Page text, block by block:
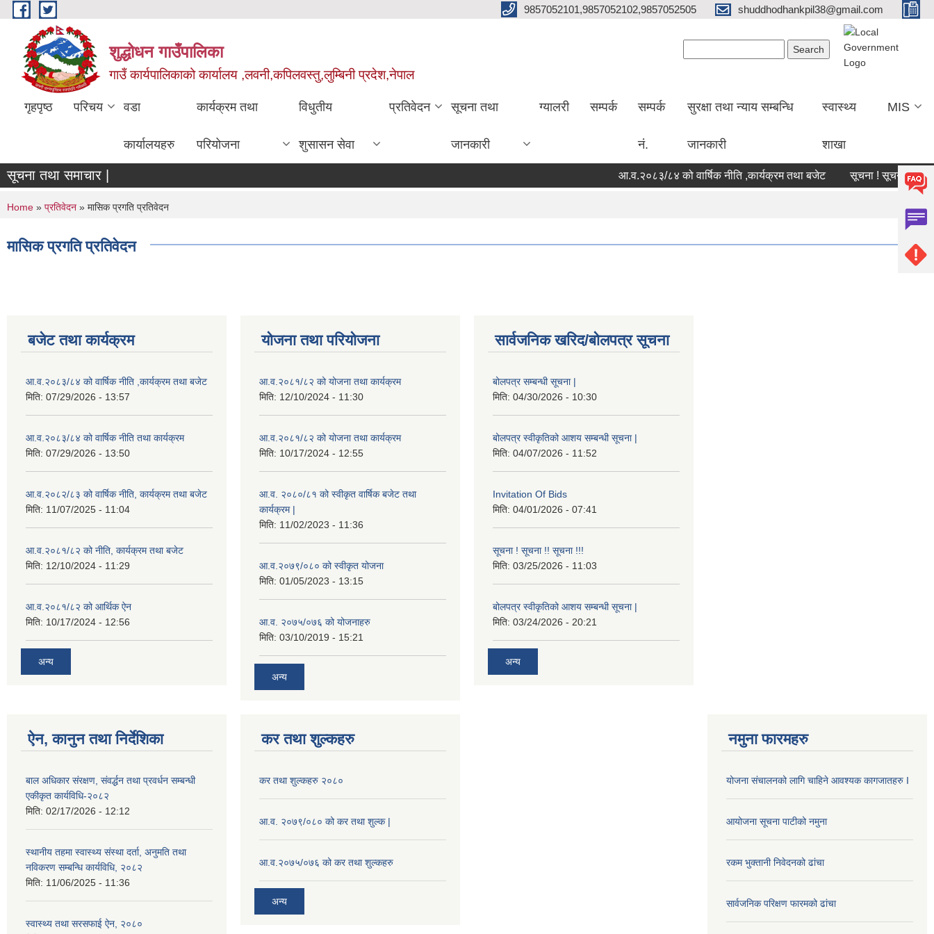
Skip to main content 9857052101,9857052102,9857052505 shuddhodhankpil38@gmail.com
शुद्धोधन गाउँपालिका
गाउँ कार्यपालिकाको कार्यालय ,लवनी,कपिलवस्तु,लुम्बिनी प्रदेश,नेपाल
गृहपृष्ठ परिचय वडा
कार्यालयहरु
कार्यक्रम तथा
परियोजना
विधुतीय
शुसासन सेवा
प्रतिवेदन सूचना तथा
जानकारी
ग्यालरी सम्पर्क सम्पर्क
नं.
सुरक्षा तथा न्याय सम्बन्धि
जानकारी
स्वास्थ्य
शाखा
MIS
सूचना तथा समाचार | आ.व.२०८३/८४ को वार्षिक नीति ,कार्यक्रम तथा बजेट सूचना ! सूचना !! सूचना
You are here
Home » प्रतिवेदन » मासिक प्रगति प्रतिवेदन
मासिक प्रगति प्रतिवेदन
बजेट तथा कार्यक्रम
आ.व.२०८३/८४ को वार्षिक नीति ,कार्यक्रम तथा बजेट
मिति: 07/29/2026 - 13:57
आ.व.२०८३/८४ को वार्षिक नीति तथा कार्यक्रम
मिति: 07/29/2026 - 13:50
आ.व.२०८२/८३ को वार्षिक नीति, कार्यक्रम तथा बजेट
मिति: 11/07/2025 - 11:04
आ.व.२०८१/८२ को नीति, कार्यक्रम तथा बजेट
मिति: 12/10/2024 - 11:29
आ.व.२०८१/८२ को आर्थिक ऐन
मिति: 10/17/2024 - 12:56
अन्य
योजना तथा परियोजना
आ.व.२०८१/८२ को योजना तथा कार्यक्रम
मिति: 12/10/2024 - 11:30
आ.व.२०८१/८२ को योजना तथा कार्यक्रम
मिति: 10/17/2024 - 12:55
आ.व. २०८०/८१ को स्वीकृत वार्षिक बजेट तथा
कार्यक्रम |
मिति: 11/02/2023 - 11:36
आ.व.२०७९/०८० को स्वीकृत योजना
मिति: 01/05/2023 - 13:15
आ.व. २०७५/०७६ को योजनाहरु
मिति: 03/10/2019 - 15:21
अन्य
सार्वजनिक खरिद/बोलपत्र सूचना
बोलपत्र सम्बन्धी सूचना |
मिति: 04/30/2026 - 10:30
बोलपत्र स्वीकृतिको आशय सम्बन्धी सूचना |
मिति: 04/07/2026 - 11:52
Invitation Of Bids
मिति: 04/01/2026 - 07:41
सूचना ! सूचना !! सूचना !!!
मिति: 03/25/2026 - 11:03
बोलपत्र स्वीकृतिको आशय सम्बन्धी सूचना |
मिति: 03/24/2026 - 20:21
अन्य
ऐन, कानुन तथा निर्देशिका
बाल अधिकार संरक्षण, संवर्द्धन तथा प्रवर्धन सम्बन्धी
एकीकृत कार्यविधि-२०८२
मिति: 02/17/2026 - 12:12
स्थानीय तहमा स्वास्थ्य संस्था दर्ता, अनुमति तथा
नविकरण सम्बन्धि कार्यविधि, २०८२
मिति: 11/06/2025 - 11:36
स्वास्थ्य तथा सरसफाई ऐन, २०८०
कर तथा शुल्कहरु
कर तथा शुल्कहरु २०८०
आ.व. २०७९/०८० को कर तथा शुल्क |
आ.व.२०७५/०७६ को कर तथा शुल्कहरु
अन्य
नमुना फारमहरु
योजना संचालनको लागि चाहिने आवश्यक कागजातहरु I
आयोजना सूचना पाटीको नमुना
रकम भुक्तानी निवेदनको ढांचा
सार्वजनिक परिक्षण फारमको ढांचा